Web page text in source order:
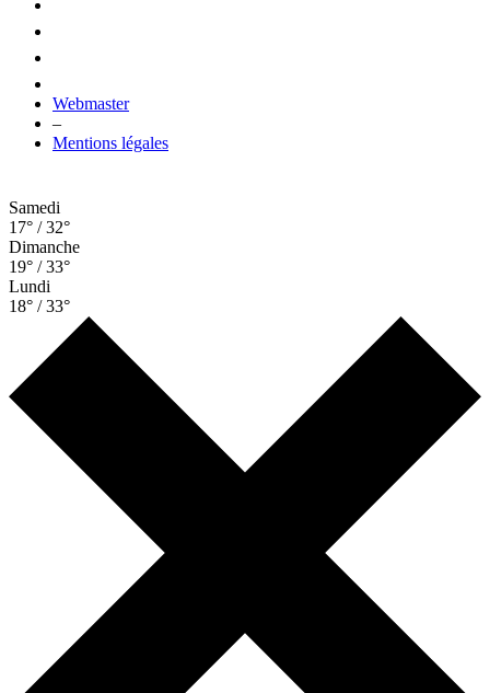
Webmaster
–
Mentions légales
Samedi
17° / 32°
Dimanche
19° / 33°
Lundi
18° / 33°